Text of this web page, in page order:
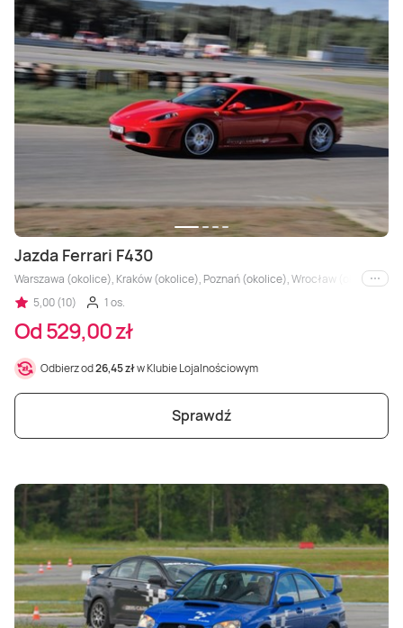
Jazda Ferrari F430
Warszawa (okolice), Kraków (okolice), Poznań (okolice), Wrocław (okolice),i inne
5,00 (10)
1 os.
Od 529,00 zł
Odbierz od26,45 złw Klubie Lojalnościowym
Sprawdź